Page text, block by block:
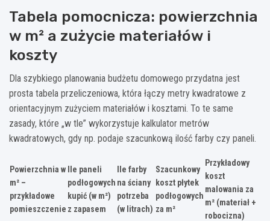
Tabela pomocnicza: powierzchnia
w m² a zużycie materiałów i
koszty
Dla szybkiego planowania budżetu domowego przydatna jest
prosta tabela przeliczeniowa, która łączy metry kwadratowe z
orientacyjnym zużyciem materiałów i kosztami. To te same
zasady, które „w tle” wykorzystuje kalkulator metrów
kwadratowych, gdy np. podaje szacunkową ilość farby czy paneli.
Powierzchnia w
m² –
przykładowe
pomieszczenie
Ile paneli
podłogowych
kupić (w m²)
z zapasem
Ile farby
na ściany
potrzeba
(w litrach)
Szacunkowy
koszt płytek
podłogowych
za m²
Przykładowy
koszt
malowania za
m² (materiał +
robocizna)